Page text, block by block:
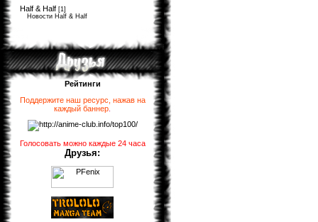
Half & Half [1]
Новости Half & Half
Рейтинги
Поддержите наш ресурс, нажав на
каждый баннер
Голосовать можно каждые 24 часа
Друзья: